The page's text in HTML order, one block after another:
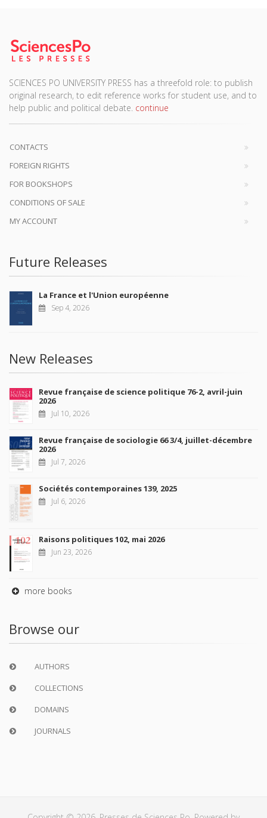
SCIENCES PO UNIVERSITY PRESS has a threefold role: to publish
original research, to edit reference works for student use, and to
help public and political debate. continue
CONTACTS
FOREIGN RIGHTS
FOR BOOKSHOPS
CONDITIONS OF SALE
MY ACCOUNT
Future Releases
La France et l'Union européenne
Sep 4, 2026
New Releases
Revue française de science politique 76-2, avril-juin
2026
Jul 10, 2026
Revue française de sociologie 66 3/4, juillet-décembre
2026
Jul 7, 2026
Sociétés contemporaines 139, 2025
Jul 6, 2026
Raisons politiques 102, mai 2026
Jun 23, 2026
more books
Browse our
AUTHORS
COLLECTIONS
DOMAINS
JOURNALS